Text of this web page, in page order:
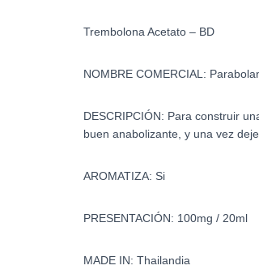
Trembolona Acetato – BD
NOMBRE COMERCIAL:
DESCRIPCIÓN: Para construir
buen anabolizante, y una vez
AROMATIZA: Si
PRESENTACIÓN: 100mg / 20ml
MADE IN: Thailandia